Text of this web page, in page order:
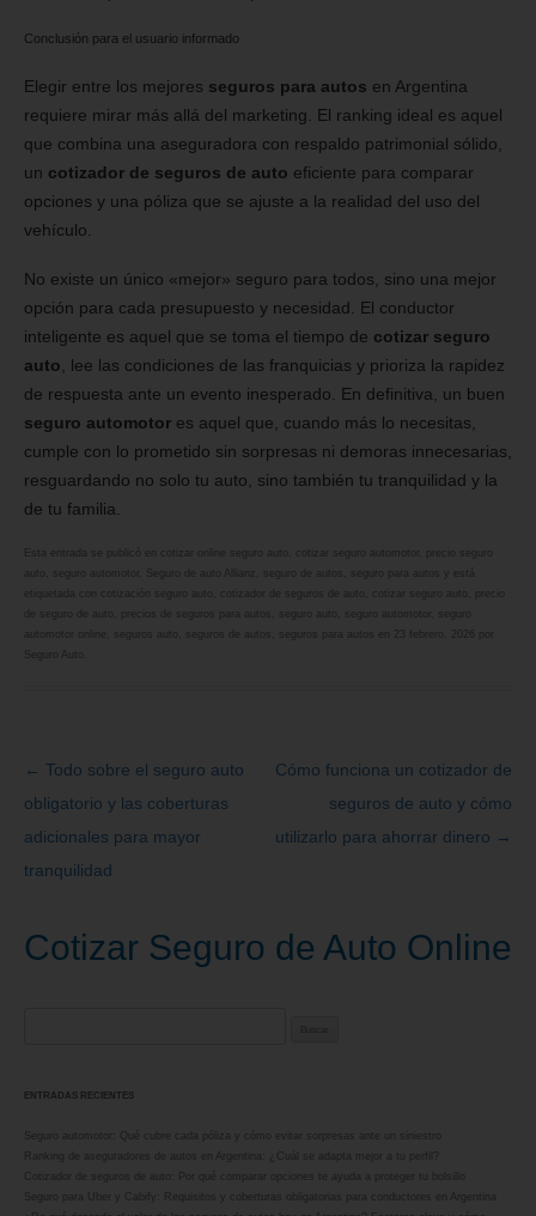
Conclusión para el usuario informado
Elegir entre los mejores seguros para autos en Argentina
requiere mirar más allá del marketing. El ranking ideal es aquel
que combina una aseguradora con respaldo patrimonial sólido,
un cotizador de seguros de auto eficiente para comparar
opciones y una póliza que se ajuste a la realidad del uso del
vehículo.
No existe un único «mejor» seguro para todos, sino una mejor
opción para cada presupuesto y necesidad. El conductor
inteligente es aquel que se toma el tiempo de cotizar seguro
auto , lee las condiciones de las franquicias y prioriza la rapidez
de respuesta ante un evento inesperado. En definitiva, un buen
seguro automotor es aquel que, cuando más lo necesitas,
cumple con lo prometido sin sorpresas ni demoras innecesarias,
resguardando no solo tu auto, sino también tu tranquilidad y la
de tu familia.
cotizar online seguro auto cotizar seguro automotor
Seguro de auto Allianz
cotización seguro auto cotizador de seguros de auto cotizar seguro auto
Seguro Auto
Navegación
de
entradas
← Todo sobre el seguro auto
obligatorio y las coberturas
adicionales para mayor
tranquilidad
Cómo funciona un cotizador de
seguros de auto y cómo
utilizarlo para ahorrar dinero →
Cotizar Seguro de Auto Online
ENTRADAS RECIENTES
Seguro automotor: Qué cubre cada póliza y cómo evitar sorpresas ante un siniestro
Cotizador de seguros de auto: Por qué comparar opciones te ayuda a proteger tu bolsillo
Seguro para Uber y Cabify: Requisitos y coberturas obligatorias para conductores en Argentina